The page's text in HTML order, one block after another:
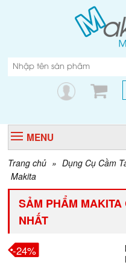
MENU
Trang chủ » Dụng Cụ Cầm
Makita
SẢM PHẨM
NHẤT
-24%